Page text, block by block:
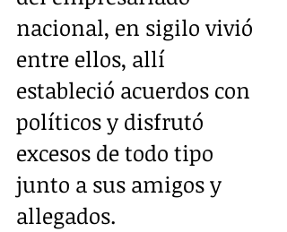
nacional, en sigilo vivió
entre ellos, allí
estableció acuerdos con
políticos y disfrutó
excesos de todo tipo
junto a sus amigos y
allegados.